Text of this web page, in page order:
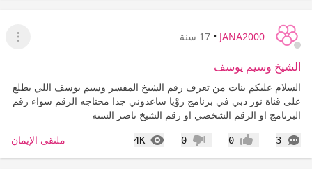
JANA2000
• 17 سنة
عرض
الشيخ وسيم يوسف
السلام عليكم بنات من تعرف رقم الشيخ المفسر وسيم يوسف اللي يطلع
على قناة نور دبي في برنامج روْيا ساعدوني جدا محتاجه الرقم سواء رقم
البرنامج او الرقم الشخصي او رقم الشيخ ناصر السنه
3
التعليقات إعجاب0 عدم إعجاب
0
4K
المشاهدات ملتقى الإيمان